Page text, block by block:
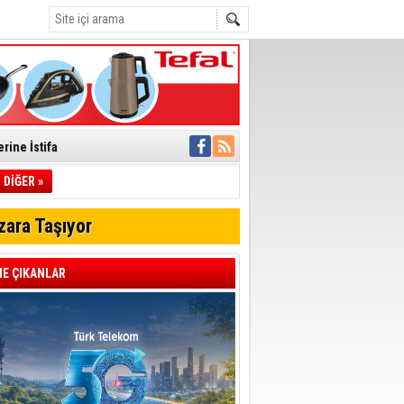
İletti
müdahale
Geçti
DİĞER »
Taşıyor
ÇIKANLAR